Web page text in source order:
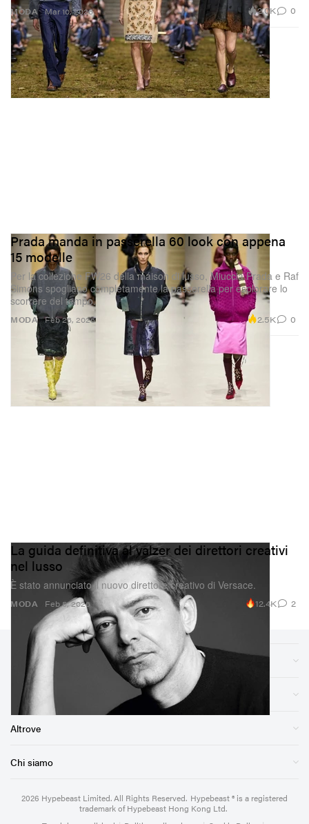
MODA Mar 10, 2026 2.0K 0
MODA
Prada manda in passerella 60 look con appena
15 modelle
Per la collezione FW26 della maison di lusso, Miuccia Prada e Raf
Simons spogliano completamente la passerella per esplorare lo
scorrere del tempo.
Feb 26, 2026 2.5K 0
MODA
La guida definitiva al valzer dei direttori creativi
nel lusso
È stato annunciato il nuovo direttore creativo di Versace.
Feb 5, 2026 12.4K 2
Sezioni
Negozio
Altrove
Chi siamo
2026 Hypebeast Limited. All Rights Reserved. Hypebeast ® is a registered
trademark of Hypebeast Hong Kong Ltd.